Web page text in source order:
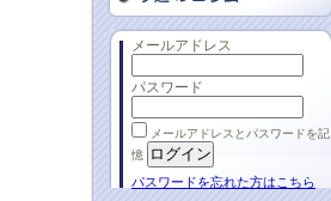
メールアドレス
パスワード
メールアドレスとパスワードを記
憶
パスワードを忘れた方はこちら